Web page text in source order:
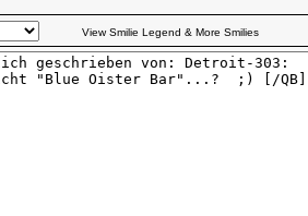
View Smilie Legend & More Smilies